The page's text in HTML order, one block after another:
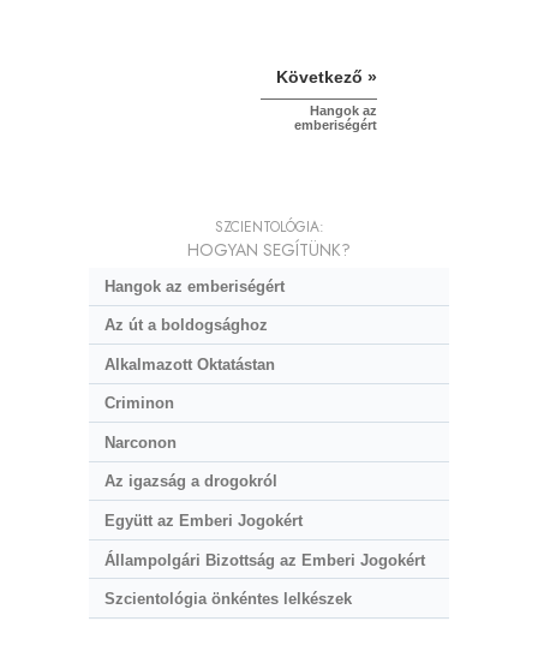
Következő »
Hangok az
emberiségért
SZCIENTOLÓGIA:
HOGYAN SEGÍTÜNK?
Hangok az emberiségért
Az út a boldogsághoz
Alkalmazott Oktatástan
Criminon
Narconon
Az igazság a drogokról
Együtt az Emberi Jogokért
Állampolgári Bizottság az Emberi Jogokért
Szcientológia önkéntes lelkészek